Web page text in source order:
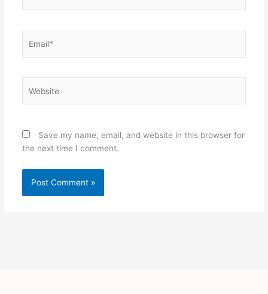
Save my name, email, and website in this browser for
the next time I comment.